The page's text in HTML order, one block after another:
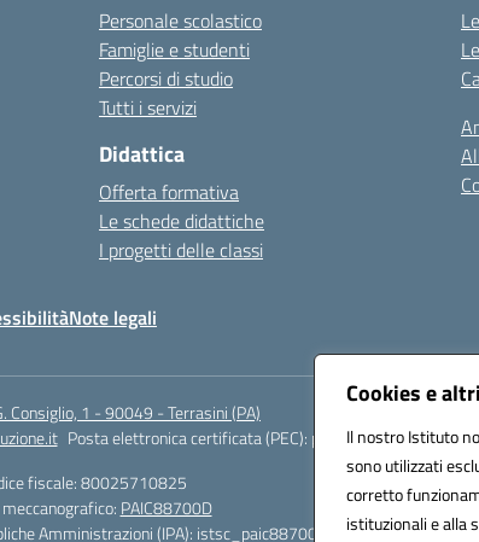
Cookies e
Il nostro Istituto
sono utilizzati
corretto
istituzionali e alla
Personale scolastico
Famiglie e studenti
Percorsi di studio
Tutti i servizi
Didattica
Offerta formativa
Le schede didattiche
I progetti delle classi
Note legali
Consiglio, 1 - 90049 - Terrasini (PA)
Posta elettronica certificata (PEC):
fiscale: 80025710825
meccanografico: PAIC88700D
Amministrazioni (IPA): istsc_paic88700d